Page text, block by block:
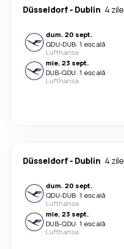
Düsseldorf - Dublin 4 zile
dum. 20 sept.
QDU-DUB· 1 escală
Lufthansa
mie. 23 sept.
DUB-QDU· 1 escală
Lufthansa
Düsseldorf - Dublin 4 zile
dum. 20 sept.
QDU-DUB· 1 escală
Lufthansa
mie. 23 sept.
DUB-QDU· 1 escală
Lufthansa